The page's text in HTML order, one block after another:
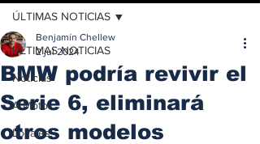
ÚLTIMAS NOTICIAS
Noticias
A Motor
Locales
ÚLTIMAS NOTICIAS
BMW podría revivir el
Serie 6, eliminará
otros modelos
Benjamín Chellew
2 jul 2024